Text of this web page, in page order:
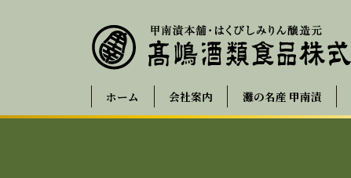
ホーム 会社案内 灘の名産 甲南漬